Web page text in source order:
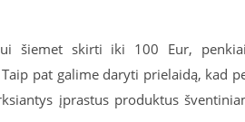
šiemet skirti iki 100 Eur,
pat galime daryti prielaidą, kad
įprastus produktus